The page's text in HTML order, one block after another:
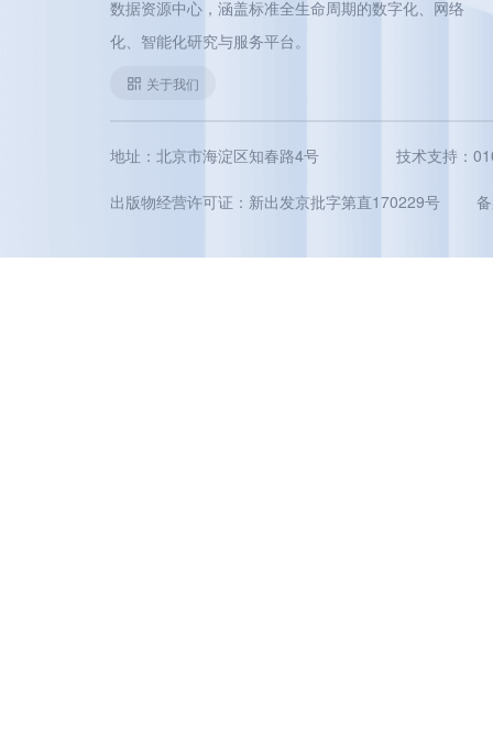
数据资源中心，涵盖标准全生命周期的数字化、网络
化、智能化研究与服务平台。
关于我们
地址：北京市海淀区知春路4号 技术支持：
出版物经营许可证：新出发京批字第直170229号